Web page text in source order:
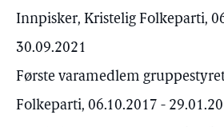
Innpisker, Kristelig Folkeparti,
30.09.2021
Første varamedlem
Folkeparti, 06.10.2017 -